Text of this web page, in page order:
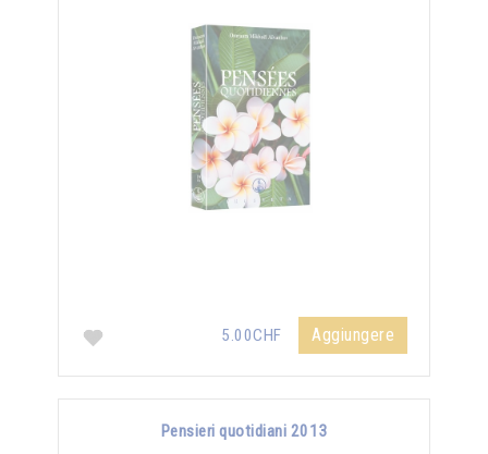
5.00CHF Aggiungere
Pensieri quotidiani 2013